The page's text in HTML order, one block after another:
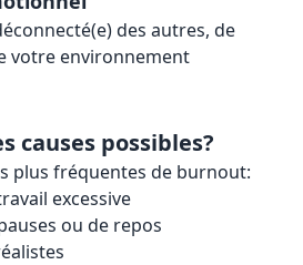
des autres, de
votre environnement
causes possibles?
plus fréquentes de burnout:
excessive
ou de repos